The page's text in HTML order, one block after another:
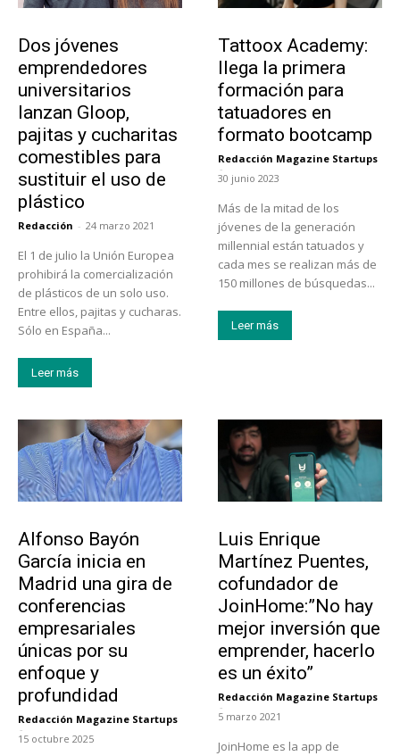
Dos jóvenes
emprendedores
universitarios
lanzan Gloop,
pajitas y cucharitas
comestibles para
sustituir el uso de
plástico
Redacción - 24 marzo 2021
El 1 de julio la Unión Europea
prohibirá la comercialización
de plásticos de un solo uso.
Entre ellos, pajitas y cucharas.
Sólo en España...
Leer más
Tattoox Academy:
llega la primera
formación para
tatuadores en
formato bootcamp
Redacción Magazine Startups
-
30 junio 2023
Más de la mitad de los
jóvenes de la generación
millennial están tatuados y
cada mes se realizan más de
150 millones de búsquedas...
Leer más
Alfonso Bayón
García inicia en
Madrid una gira de
conferencias
empresariales
únicas por su
enfoque y
profundidad
Redacción Magazine Startups
-
15 octubre 2025
Luis Enrique
Martínez Puentes,
cofundador de
JoinHome:”No hay
mejor inversión que
emprender, hacerlo
es un éxito”
Redacción Magazine Startups
-
5 marzo 2021
JoinHome es la app de